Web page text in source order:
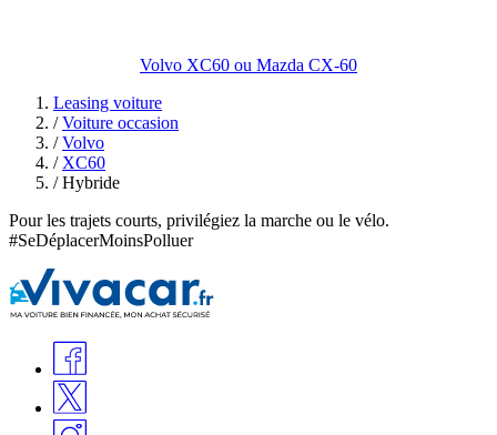
Volvo XC60 ou Mazda CX-60
Leasing voiture
/ Voiture occasion
/ Volvo
/ XC60
/ Hybride
Pour les trajets courts, privilégiez la marche ou le vélo.
#SeDéplacerMoinsPolluer